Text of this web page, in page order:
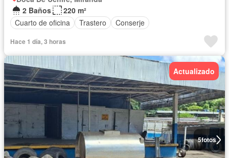
2 Baños
220 m²
Cuarto de oficina
Trastero Conserje
Hace 1 día, 3 horas
5fotos
Actualizado